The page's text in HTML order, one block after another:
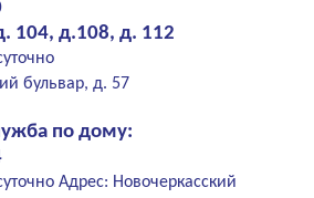
104, д.108, д. 112
бульвар, д. 57
по дому:
Адрес: Новочеркасский